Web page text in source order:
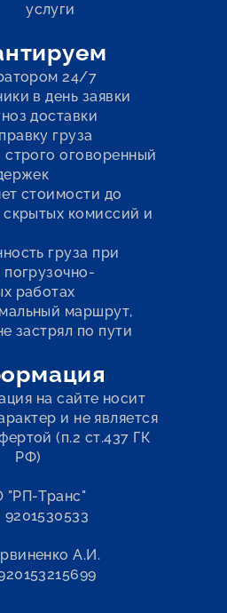
услуги
24/7
в день заявки
доставки
груза
строго оговоренный
стоимости до
скрытых комиссий и
груза при
погрузочно-
работах
маршрут,
застрял по пути
на сайте носит
и не является
(п.2 ст.437 ГК
РФ)
Транс"
А.И.